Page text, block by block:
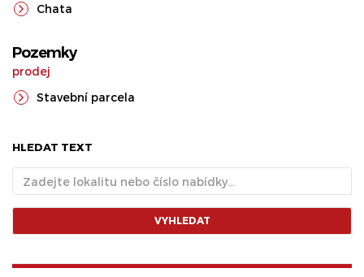
Chata
Pozemky
prodej
Stavební parcela
HLEDAT TEXT
VYHLEDAT